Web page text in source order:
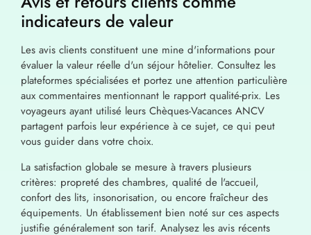
indicateurs de valeur
Les avis clients constituent une mine d'informations pour
évaluer la valeur réelle d'un séjour hôtelier. Consultez les
plateformes spécialisées et portez une attention particulière
aux commentaires mentionnant le rapport qualité-prix. Les
voyageurs ayant utilisé leurs Chèques-Vacances ANCV
partagent parfois leur expérience à ce sujet, ce qui peut
vous guider dans votre choix.
La satisfaction globale se mesure à travers plusieurs
critères: propreté des chambres, qualité de l'accueil,
confort des lits, insonorisation, ou encore fraîcheur des
équipements. Un établissement bien noté sur ces aspects
justifie généralement son tarif. Analysez les avis récents